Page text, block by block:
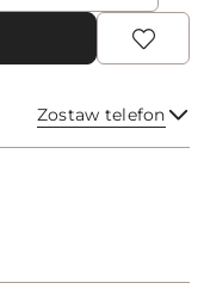
Zostaw telefon